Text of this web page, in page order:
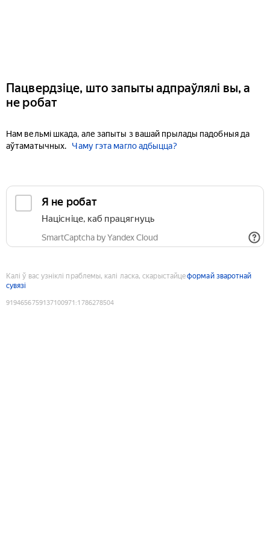
Пацвердзіце, што запыты адпраўлялі вы, а
не робат
Нам вельмі шкада, але запыты з вашай прылады падобныя да
аўтаматычных.
Чаму гэта магло адбыцца?
Я не робат
Націсніце, каб працягнуць
SmartCaptcha by Yandex Cloud
Калі ў вас узніклі праблемы, калі ласка, скарыстайцеформай зваротнай
сувязі
9194656759137100971 :1786278504